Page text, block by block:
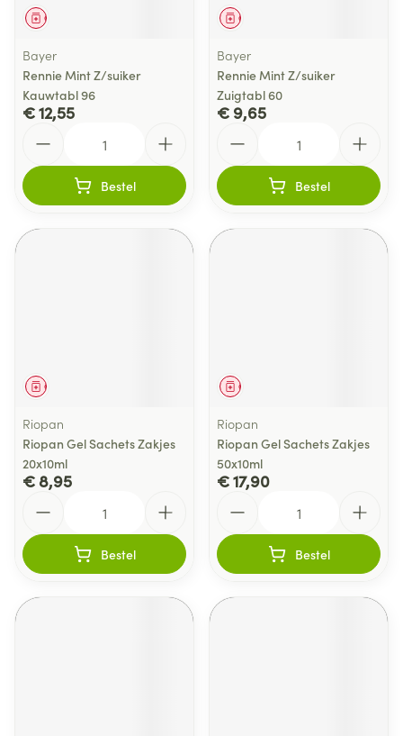
Geneesmiddel
Bayer
Rennie Mint Z/suiker
Kauwtabl 96
€ 12,55
Bestel
Geneesmiddel
Bayer
Rennie Mint Z/suiker
Zuigtabl 60
€ 9,65
Bestel
Geneesmiddel
Riopan
Riopan Gel Sachets Zakjes
20x10ml
€ 8,95
Bestel
Geneesmiddel
Riopan
Riopan Gel Sachets Zakjes
50x10ml
€ 17,90
Bestel